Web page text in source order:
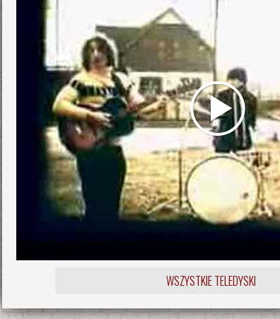
WSZYSTKIE TELEDYSKI